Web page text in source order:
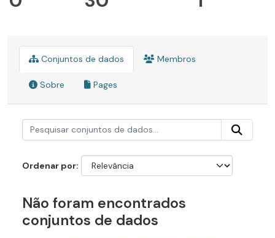
Conjuntos de dados Membros
Sobre Pages
Ordenar por
Não foram encontrados
conjuntos de dados